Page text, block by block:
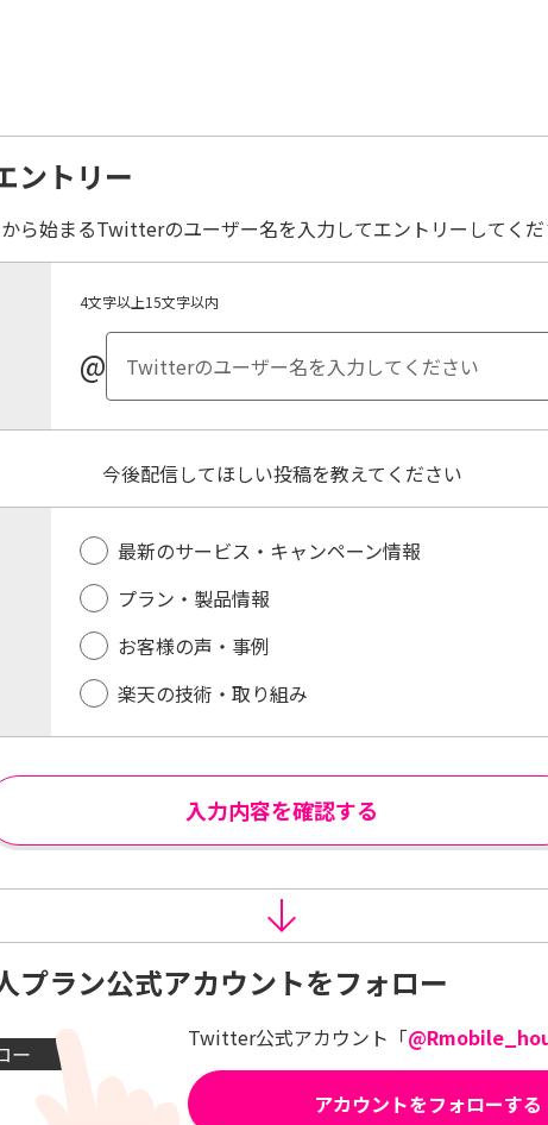
ントリー
ら始まるTwitterのユーザー名を入力してエントリーしてく
4文字以上15文字以内
@
今後配信してほしい投稿を教えてください
最新のサービス・キャンペーン情報
プラン・製品情報
お客様の声・事例
楽天の技術・取り組み
プラン公式アカウントをフォロー
Twitter公式アカウント「
アカウントをフォローする